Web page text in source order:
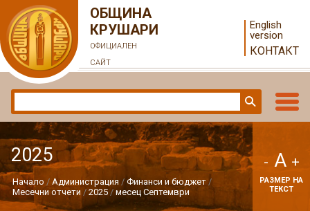
ОБЩИНА
КРУШАРИ
ОФИЦИАЛЕН
САЙТ
English
version
КОНТАКТ
2025
Начало Администрация
Финанси и бюджет
Месечни отчети
2025 месец Септември
- A +
РАЗМЕР НА
ТЕКСТ